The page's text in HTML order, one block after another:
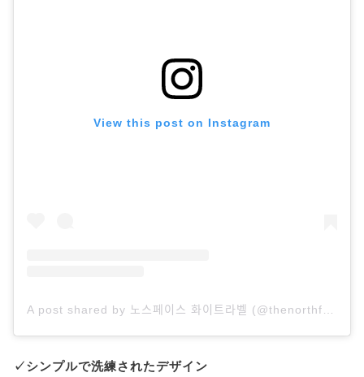
View this post on Instagram
✓シンプルで洗練されたデザイン